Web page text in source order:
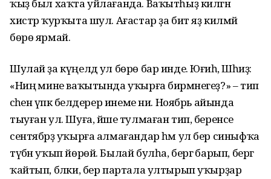
ҡыҙ был хаҡта уйлағанда. Ваҡытһыҙ килгән
хистәр ҡурҡыта шул. Ағастар ҙа бит яҙ килмәй
бөрө ярмай.
Шулай ҙа күңелдә ул бөрө бар инде. Юғиһә, Шәһиҙә:
«Ниңә мине ваҡытында уҡырға бирмәнегеҙ?» – тип
әсәһенә үпкә белдерер инеме ни. Ноябрь айында
тыуған ул. Шуға, йәше тулмаған тип, беренсе
сентябрҙә уҡырға алмағандар һәм ул бер синыфҡа
түбән уҡып йөрөй. Былай булһа, бергә барып, бергә
ҡайтып, бәлки, бер партала ултырып уҡырҙар